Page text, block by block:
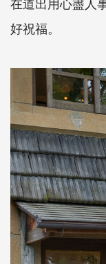
好祝福。